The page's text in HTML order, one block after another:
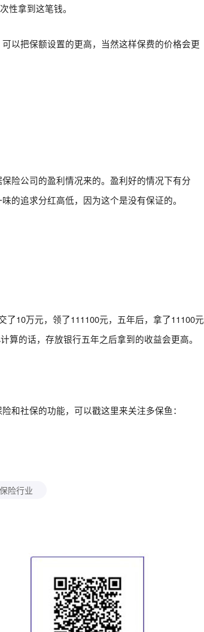
性拿到这笔钱。
以把保额设置的更高，当然这样保费的价格会更
险公司的盈利情况来的。盈利好的情况下有分
的追求分红高低，因为这个是没有保证的。
10万元，领了111100元，五年后，拿了11100元
算的话，存放银行五年之后拿到的收益会更高。
和社保的功能，可以戳这里来关注多保鱼：
保险行业